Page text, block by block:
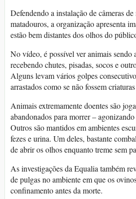
Defendendo a instalação de câmeras
matadouros, a organização apresenta
estão bem distantes dos olhos do
No vídeo, é possível ver animais sendo
recebendo chutes, pisadas, socos e
Alguns levam vários golpes
arrastados como se não fossem
Animais extremamente doentes são
abandonados para morrer –
Outros são mantidos em ambientes
fezes e urina. Um deles, bastante
de abrir os olhos enquanto treme sem
As investigações da Equalia também
de pulgas no ambiente em que os
confinamento antes da morte.